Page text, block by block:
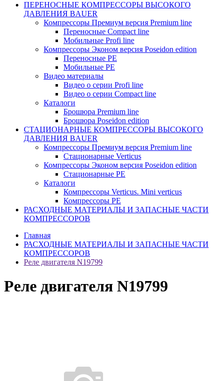
ПЕРЕНОСНЫЕ КОМПРЕССОРЫ ВЫСОКОГО
ДАВЛЕНИЯ BAUER
Компрессоры Премиум версия Premium line
Переносные Compact line
Мобильные Profi line
Компрессоры Эконом версия Poseidon edition
Переносные PE
Мобильные PE
Видео материалы
Видео о серии Profi line
Видео о серии Compact line
Каталоги
Брошюра Premium line
Брошюра Poseidon edition
СТАЦИОНАРНЫЕ КОМПРЕССОРЫ ВЫСОКОГО
ДАВЛЕНИЯ BAUER
Компрессоры Премиум версия Premium line
Стационарные Verticus
Компрессоры Эконом версия Poseidon edition
Стационарные PE
Каталоги
Компрессоры Verticus. Mini verticus
Компрессоры PE
РАСХОДНЫЕ МАТЕРИАЛЫ И ЗАПАСНЫЕ ЧАСТИ
КОМПРЕССОРОВ
Главная
РАСХОДНЫЕ МАТЕРИАЛЫ И ЗАПАСНЫЕ ЧАСТИ
КОМПРЕССОРОВ
Реле двигателя N19799
Реле двигателя N19799